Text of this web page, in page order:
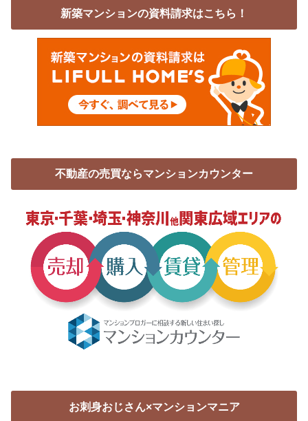
新築マンションの資料請求はこちら！
不動産の売買ならマンションカウンター
お刺身おじさん×マンションマニア